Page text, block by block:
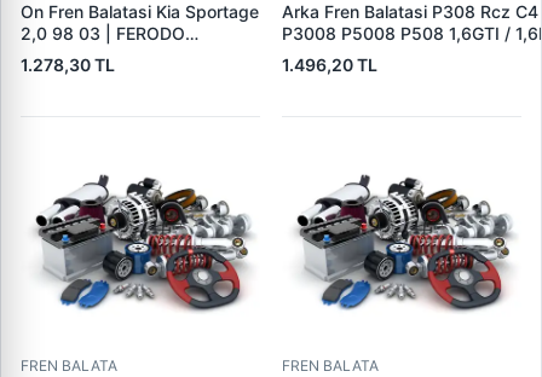
On Fren Balatasi Kia Sportage
2,0 98 03 | FERODO
FDB1536 | OEM
0K0453323Z
1.278,30 TL
Arka Fren Balatasi P308 Rcz
P3008 P5008 P508 1,6GTI /
2,0HDI 07 / 10> | TRW
1.496,20 TL
FREN BALATA FREN BALATA